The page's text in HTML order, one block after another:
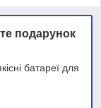
подарунок
батареї для